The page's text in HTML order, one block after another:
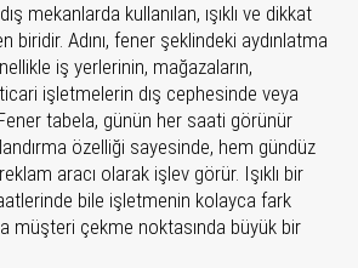
mekanlarda kullanılan, ışıklı ve dikkat
biridir. Adını, fener şeklindeki aydınlatma
iş yerlerinin, mağazaların,
işletmelerin dış cephesinde veya
Fener tabela, günün her saati görünür
özelliği sayesinde, hem gündüz
aracı olarak işlev görür. Işıklı bir
bile işletmenin kolayca fark
müşteri çekme noktasında büyük bir